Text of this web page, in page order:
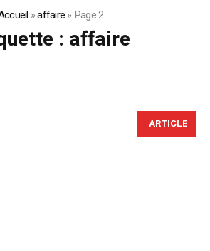
»affaire»Page 2
: affaire
ARTICLE